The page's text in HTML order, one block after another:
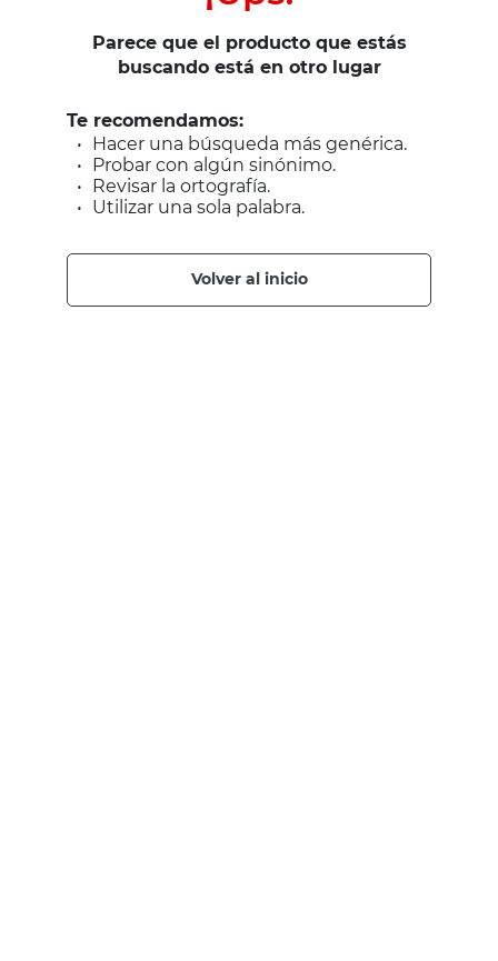
Parece que el producto que estás
buscando está en otro lugar
Te recomendamos:
Hacer una búsqueda más genérica.
Probar con algún sinónimo.
Revisar la ortografía.
Utilizar una sola palabra.
volver al inicio